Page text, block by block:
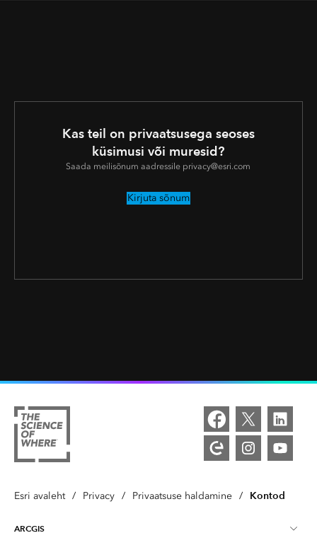
Kas teil on privaatsusega seoses
küsimusi või muresid?
Saada meilisõnum aadressile privacy@esri.com
Kirjuta sõnum
Esri avaleht / Privacy / Privaatsuse haldamine / Kontod
ARCGIS